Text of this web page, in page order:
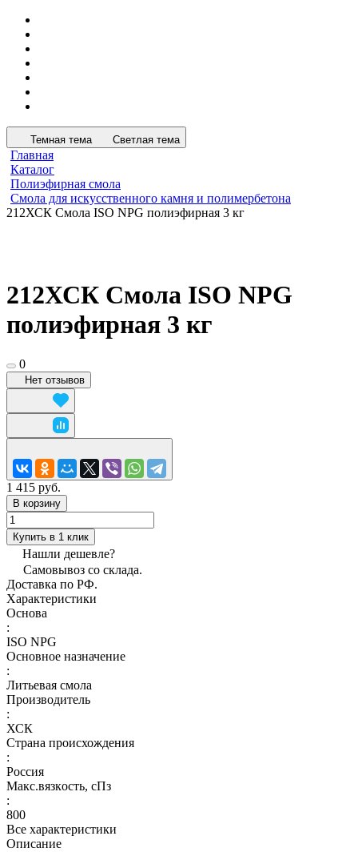
Темная тема Светлая тема
Главная
Каталог
Полиэфирная смола
Смола для искусственного камня и полимербетона
212ХСК Смола ISO NPG полиэфирная 3 кг
212ХСК Смола ISO NPG
полиэфирная 3 кг
0
Нет отзывов
1 415 руб.
В корзину
Купить в 1 клик
Нашли дешевле?
Самовывоз со склада.
Доставка по РФ.
Характеристики
Основа
:
ISO NPG
Основное назначение
:
Литьевая смола
Производитель
:
ХСК
Страна происхождения
:
Россия
Макс.вязкoсть, сПз
:
800
Все характеристики
Описание